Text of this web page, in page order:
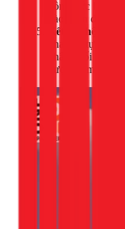
bồn nước lên
vào chân đế.
Kết nối hệ
phao cơ tự
phân phối nước
được kiểm tra